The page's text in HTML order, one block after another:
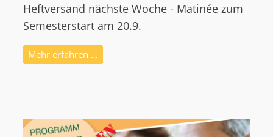
Heftversand nächste Woche - Matinée zum
Semesterstart am 20.9.
Mehr erfahren …